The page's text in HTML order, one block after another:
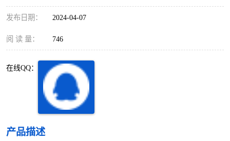
发布日期： 2024-04-07
阅 读 量： 746
在线QQ：
产品描述
南头 高新园
深圳超级总部基地
龙岗区
宝安西乡